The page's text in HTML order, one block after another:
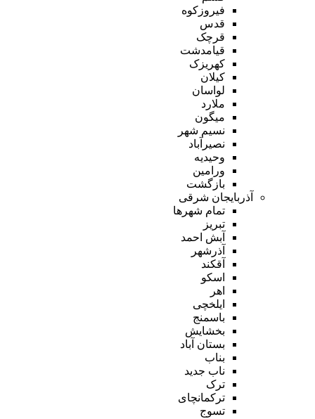
فیروزکوه
قدس
قرچک
قیامدشت
کهریزک
کیلان
لواسان
ملارد
میگون
نسیم شهر
نصیرآباد
وحیدیه
ورامین
بازگشت
آذربایجان شرقی
تمام شهر‌ها
تبریز
آبش احمد
آذرشهر
آقکند
اسکو
اهر
ایلخچی
باسمنج
بخشایش
بستان آباد
بناب
ناب جدید
ترک
ترکمانچای
تسوج